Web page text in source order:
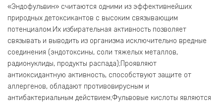
«Эндофульвин» считаются одними из эффективнейших
природных детоксикантов с высоким связывающим
потенциалом.Их избирательная активность позволяет
связывать и выводить из организма исключительно вредные
соединения (эндотоксины, соли тяжелых металлов,
радионуклиды, продукты распада);Проявляют
антиоксидантную активность, способствуют защите от
аллергенов, обладают противовирусным и
антибактериальным действием;Фульвовые кислоты являются